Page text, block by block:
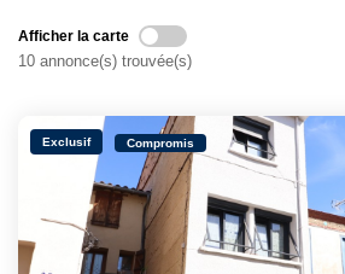
VENDUS/LOUÉS
Afficher la carte
10 annonce(s) trouvée(s)
Exclusif Compromis